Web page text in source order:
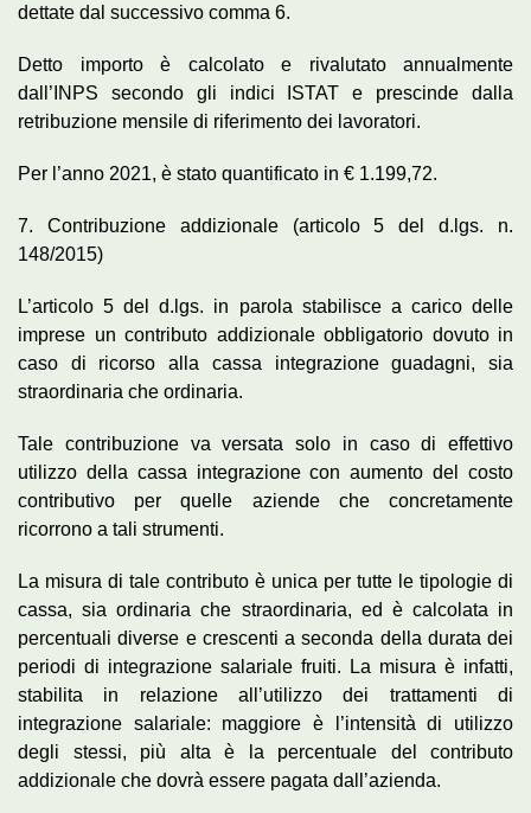
dettate dal successivo comma 6.
Detto importo è calcolato e rivalutato annualmente
dall’INPS secondo gli indici ISTAT e prescinde dalla
retribuzione mensile di riferimento dei lavoratori.
Per l’anno 2021, è stato quantificato in € 1.199,72.
7. Contribuzione addizionale (articolo 5 del d.lgs. n.
148/2015)
L’articolo 5 del d.lgs. in parola stabilisce a carico delle
imprese un contributo addizionale obbligatorio dovuto in
caso di ricorso alla cassa integrazione guadagni, sia
straordinaria che ordinaria.
Tale contribuzione va versata solo in caso di effettivo
utilizzo della cassa integrazione con aumento del costo
contributivo per quelle aziende che concretamente
ricorrono a tali strumenti.
La misura di tale contributo è unica per tutte le tipologie di
cassa, sia ordinaria che straordinaria, ed è calcolata in
percentuali diverse e crescenti a seconda della durata dei
periodi di integrazione salariale fruiti. La misura è infatti,
stabilita in relazione all’utilizzo dei trattamenti di
integrazione salariale: maggiore è l’intensità di utilizzo
degli stessi, più alta è la percentuale del contributo
addizionale che dovrà essere pagata dall’azienda.